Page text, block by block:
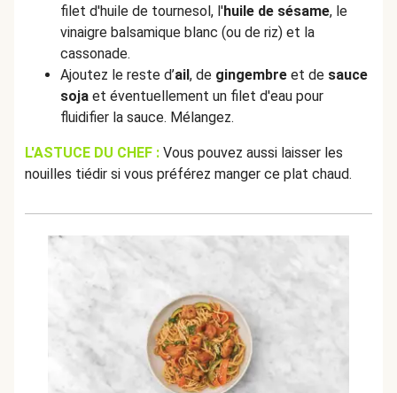
filet d'huile de tournesol, l'huile de sésame, le
vinaigre balsamique blanc (ou de riz) et la
cassonade.
Ajoutez le reste d’ail, de gingembre et de sauce
soja et éventuellement un filet d'eau pour
fluidifier la sauce. Mélangez.
L'ASTUCE DU CHEF : Vous pouvez aussi laisser les
nouilles tiédir si vous préférez manger ce plat chaud.